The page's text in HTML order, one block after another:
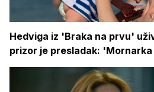
Hedviga iz 'Braka na prvu'
prizor je presladak: